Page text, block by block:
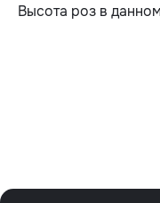
Высота роз в